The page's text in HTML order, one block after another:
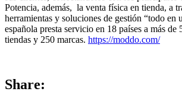
Potencia, además, la venta física en tienda, a
herramientas y soluciones de gestión “todo en
española presta servicio en 18 países a más de
tiendas y 250 marcas. https://moddo.com/
Share: